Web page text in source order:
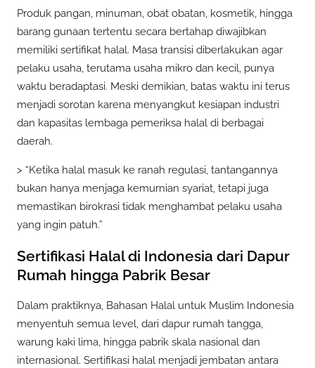
Produk pangan, minuman, obat obatan, kosmetik, hingga
barang gunaan tertentu secara bertahap diwajibkan
memiliki sertifikat halal. Masa transisi diberlakukan agar
pelaku usaha, terutama usaha mikro dan kecil, punya
waktu beradaptasi. Meski demikian, batas waktu ini terus
menjadi sorotan karena menyangkut kesiapan industri
dan kapasitas lembaga pemeriksa halal di berbagai
daerah.
> “Ketika halal masuk ke ranah regulasi, tantangannya
bukan hanya menjaga kemurnian syariat, tetapi juga
memastikan birokrasi tidak menghambat pelaku usaha
yang ingin patuh.”
Sertifikasi Halal di Indonesia dari Dapur
Rumah hingga Pabrik Besar
Dalam praktiknya, Bahasan Halal untuk Muslim Indonesia
menyentuh semua level, dari dapur rumah tangga,
warung kaki lima, hingga pabrik skala nasional dan
internasional. Sertifikasi halal menjadi jembatan antara